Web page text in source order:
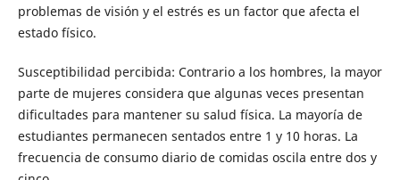
problemas de visión y el estrés es un factor que afecta el
estado físico.
Susceptibilidad percibida: Contrario a los hombres, la mayor
parte de mujeres considera que algunas veces presentan
dificultades para mantener su salud física. La mayoría de
estudiantes permanecen sentados entre 1 y 10 horas. La
frecuencia de consumo diario de comidas oscila entre dos y